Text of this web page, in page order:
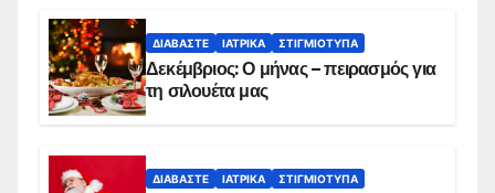
ΔΙΑΒΆΣΤΕ ΙΑΤΡΙΚΆ ΣΤΙΓΜΙΌΤΥΠΑ
Δεκέμβριος: Ο μήνας – πειρασμός για
τη σιλουέτα μας
ΔΙΑΒΆΣΤΕ ΙΑΤΡΙΚΆ ΣΤΙΓΜΙΌΤΥΠΑ